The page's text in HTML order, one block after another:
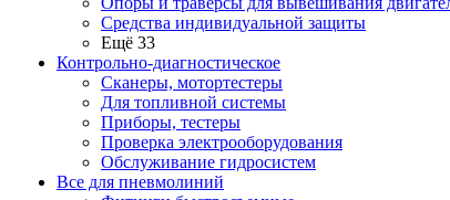
Средства индивидуальной защиты
Ещё 33
Контрольно-диагностическое
Сканеры, мотортестеры
Для топливной системы
Приборы, тестеры
Проверка электрооборудования
Обслуживание гидросистем
Все для пневмолиний